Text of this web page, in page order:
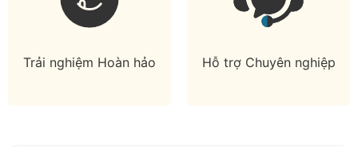
Trải nghiệm Hoàn hảo Hỗ trợ Chuyên nghiệp